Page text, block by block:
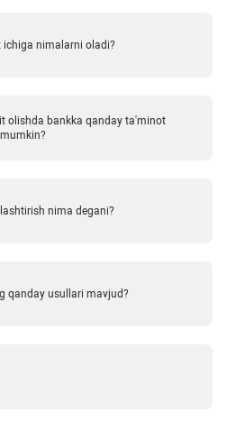
ichiga nimalarni oladi?
olishda bankka qanday ta'minot
nima degani?
qanday usullari mavjud?